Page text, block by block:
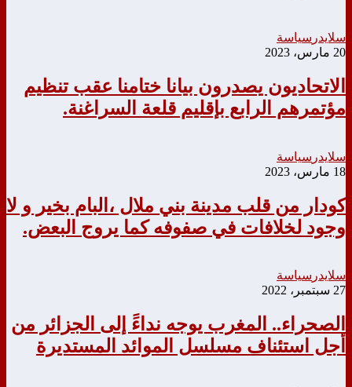
سلايدر سياسة
20 مارس، 2023
الاتحاديون يصدرون بيانا ختامنا عقب تنظيم
مؤتمرهم الرابع بإقليم قلعة السراغنة.
سلايدر سياسة
18 مارس، 2023
كودار من قلب مدينة بني ملال ،البام بخير و لا
وجود لخلافات في صفوفه كما يروج البعض.
سلايدر سياسة
27 سبتمبر، 2022
الصحراء.. المغرب يوجه نداءََ إلى الجزائر من
أجل استئناف مسلسل الموائد المستديرة